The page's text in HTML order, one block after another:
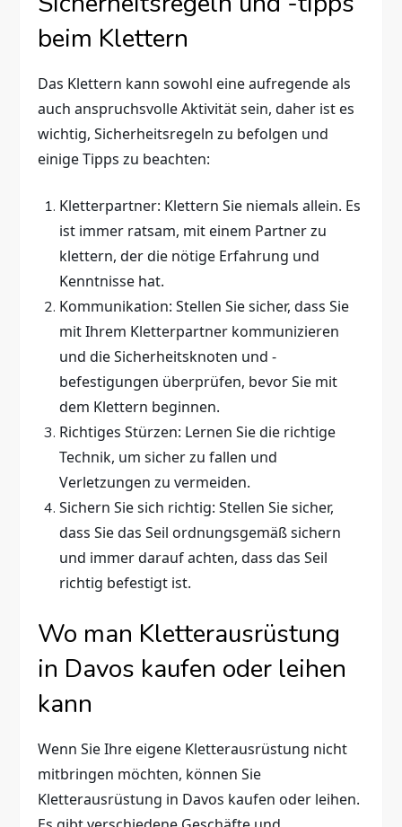
beim Klettern
Das Klettern kann sowohl eine aufregende als
auch anspruchsvolle Aktivität sein, daher ist es
wichtig, Sicherheitsregeln zu befolgen und
einige Tipps zu beachten:
Kletterpartner: Klettern Sie niemals allein. Es
ist immer ratsam, mit einem Partner zu
klettern, der die nötige Erfahrung und
Kenntnisse hat.
Kommunikation: Stellen Sie sicher, dass Sie
mit Ihrem Kletterpartner kommunizieren
und die Sicherheitsknoten und -
befestigungen überprüfen, bevor Sie mit
dem Klettern beginnen.
Richtiges Stürzen: Lernen Sie die richtige
Technik, um sicher zu fallen und
Verletzungen zu vermeiden.
Sichern Sie sich richtig: Stellen Sie sicher,
dass Sie das Seil ordnungsgemäß sichern
und immer darauf achten, dass das Seil
richtig befestigt ist.
Wo man Kletterausrüstung
in Davos kaufen oder leihen
kann
Wenn Sie Ihre eigene Kletterausrüstung nicht
mitbringen möchten, können Sie
Kletterausrüstung in Davos kaufen oder leihen.